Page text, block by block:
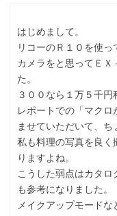
はじめまして。
リコーのＲ１０を使
カメラをと思ってＥＸ
た。
３００なら１万５千
レポートでの「マク
ませていただいて、ち
私も料理の写真を良く
りますよね。
こうした弱点はカタ
も参考になりました。
メイクアップモード